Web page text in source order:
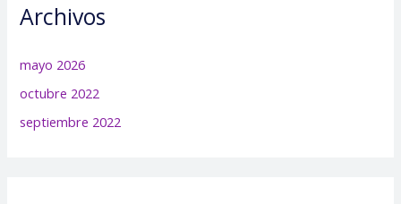
Archivos
mayo 2026
octubre 2022
septiembre 2022